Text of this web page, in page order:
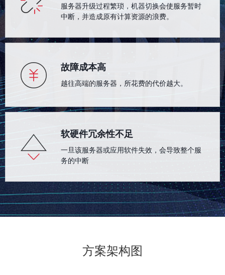
服务器升级过程繁琐，机器切换会使服务暂时
中断，并造成原有计算资源的浪费。
故障成本高
越往高端的服务器，所花费的代价越大。
软硬件冗余性不足
一旦该服务器或应用软件失效，会导致整个服
务的中断
方案架构图